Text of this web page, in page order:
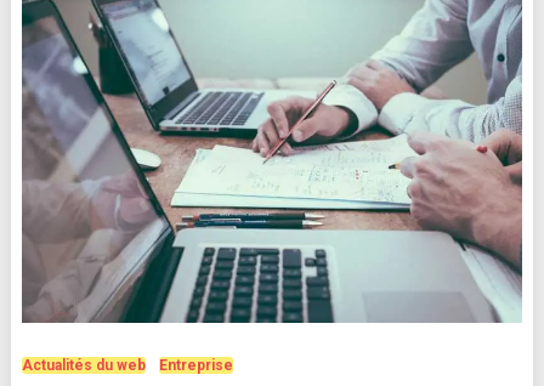
Actualités du web Entreprise